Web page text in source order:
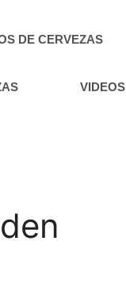
DE CERVEZAS
VIDEOS